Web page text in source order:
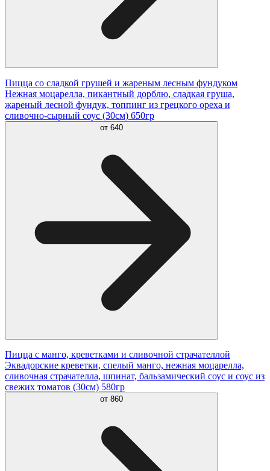
Пицца со сладкой грушей и жареным лесным фундуком
Нежная моцарелла, пикантный дорблю, сладкая груша,
жареный лесной фундук, топпинг из грецкого ореха и
сливочно-сырный соус (30см) 650гр
от 640
Пицца с манго, креветками и сливочной страчателлой
Эквадорские креветки, спелый манго, нежная моцарелла,
сливочная страчателла, шпинат, бальзамический соус и соус из
свежих томатов (30см) 580гр
от 860